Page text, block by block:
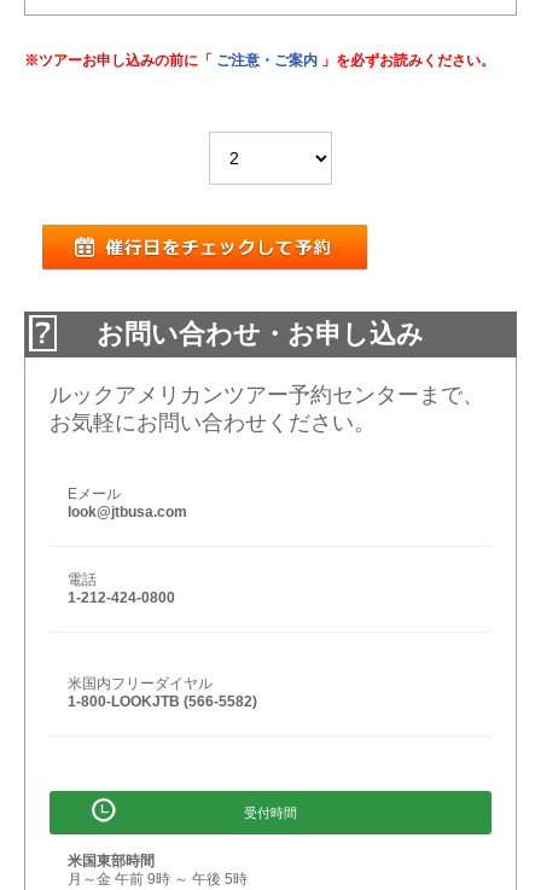
※ツアーお申し込みの前に「 ご注意・ご案内 」を必ずお読みください。
お問い合わせ・お申し込み
ルックアメリカンツアー予約センターまで、
お気軽にお問い合わせください。
Eメール
look@jtbusa.com
電話
1-212-424-0800
米国内フリーダイヤル
1-800-LOOKJTB (566-5582)
受付時間
米国東部時間
月～金 午前 9時 ～ 午後 5時